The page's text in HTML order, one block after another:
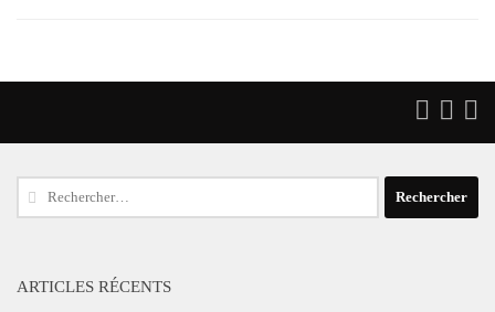
Rechercher :
ARTICLES RÉCENTS